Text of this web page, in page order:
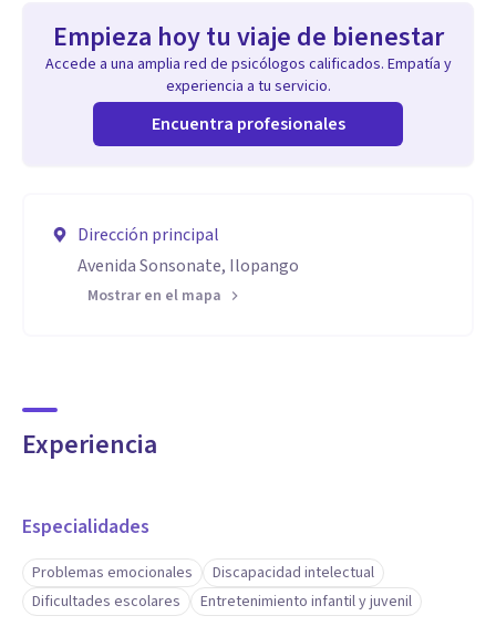
Empieza hoy tu viaje de bienestar
Accede a una amplia red de psicólogos calificados. Empatía y
experiencia a tu servicio.
Encuentra profesionales
Dirección principal
Avenida Sonsonate, Ilopango
Mostrar en el mapa
Experiencia
Especialidades
Problemas emocionales
Discapacidad intelectual
Dificultades escolares
Entretenimiento infantil y juvenil